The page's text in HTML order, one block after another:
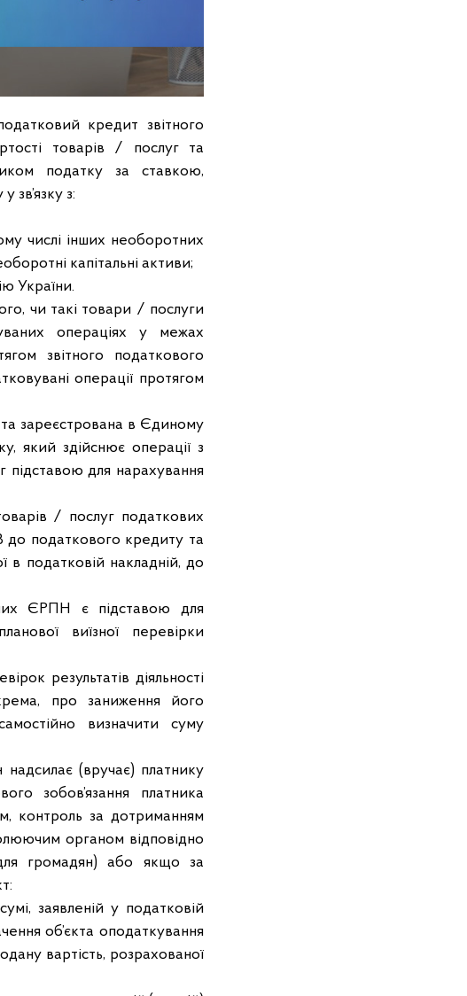
кредит звітного
товарів / послуг та
податку за ставкою,
зв’язку з:
числі інших необоротних
капітальні активи;
України.
чи такі товари / послуги
операціях у межах
звітного податкового
операції протягом
та зареєстрована в Єдиному
який здійснює операції з
підставою для нарахування
/ послуг податкових
податкового кредиту та
в податковій накладній, до
ЄРПН є підставою для
виїзної перевірки
результатів діяльності
про заниження його
визначити суму
(вручає) платнику
зобов’язання платника
контроль за дотриманням
органом відповідно
громадян) або якщо за
у податковій
об’єкта оподаткування
вартість, розрахованої